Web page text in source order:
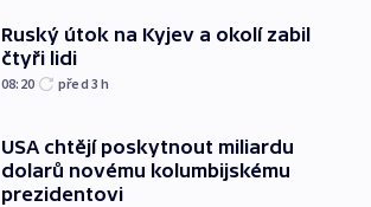
Ruský útok na Kyjev a okolí zabil
čtyři lidi
08:20 před 3h
USA chtějí poskytnout miliardu
dolarů novému kolumbijskému
prezidentovi